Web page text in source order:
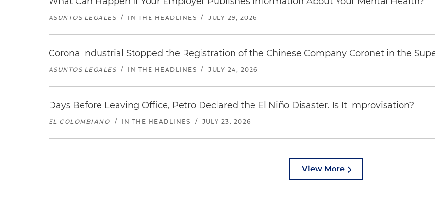
ASUNTOS LEGALES / IN THE HEADLINES / JULY 29, 2026
Corona Industrial Stopped the Registration of the Chinese Company Coronet in the
ASUNTOS LEGALES / IN THE HEADLINES / JULY 24, 2026
Days Before Leaving Office, Petro Declared the El Niño Disaster. Is It Improvisation?
EL COLOMBIANO / IN THE HEADLINES / JULY 23, 2026
View More